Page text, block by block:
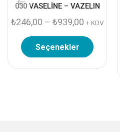
030 VASELİNE – VAZELIN
₺246,00 – ₺939,00 + KDV
Seçenekler